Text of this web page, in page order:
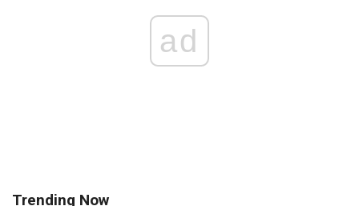
ad
Trending Now